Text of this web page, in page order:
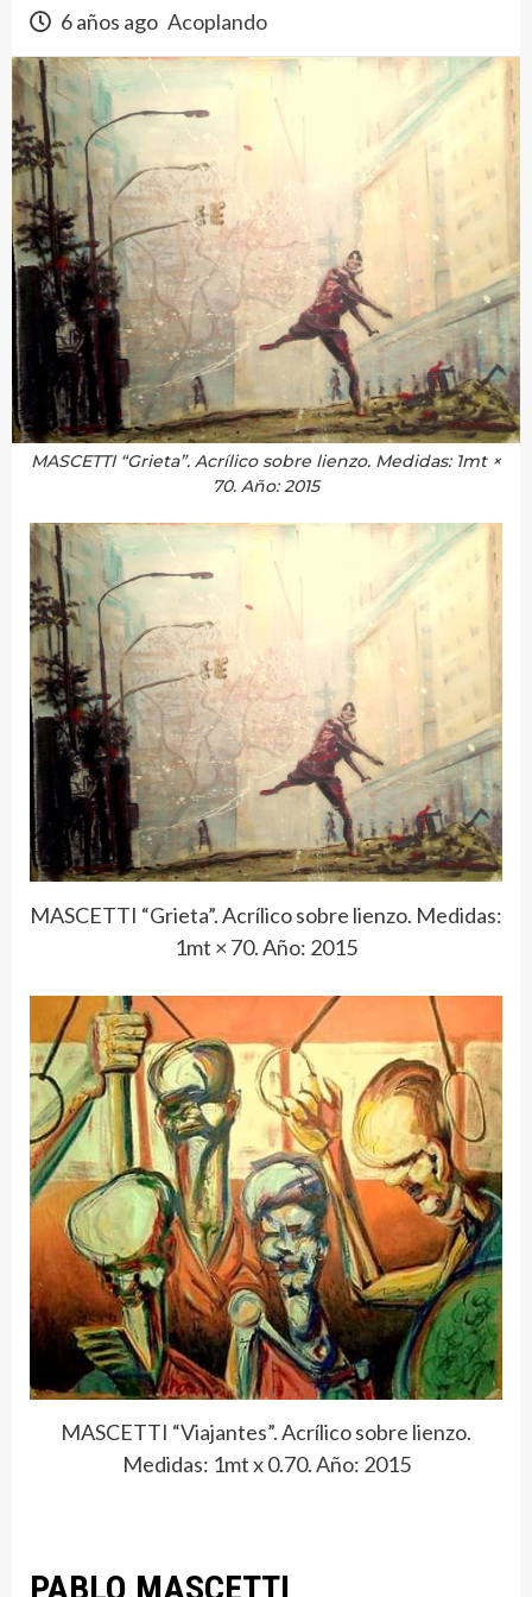
6 años ago Acoplando
MASCETTI “Grieta”. Acrílico sobre lienzo. Medidas: 1mt ×
70. Año: 2015
MASCETTI “Grieta”. Acrílico sobre lienzo. Medidas:
1mt × 70. Año: 2015
MASCETTI “Viajantes”. Acrílico sobre lienzo.
Medidas: 1mt x 0.70. Año: 2015
PABLO MASCETTI